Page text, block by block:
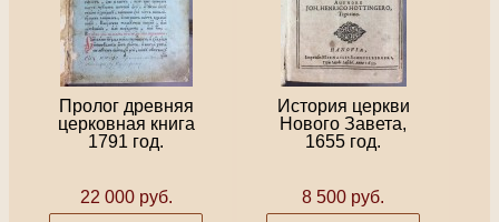
Пролог древняя
церковная книга
1791 год.
22 000 руб.
История церкви
Нового Завета,
1655 год.
8 500 руб.